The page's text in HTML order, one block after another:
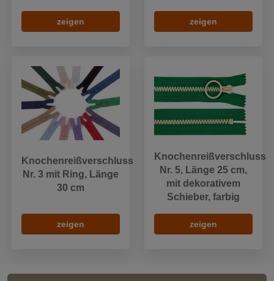
zeigen zeigen
Knochenreißverschluss
Nr. 3 mit Ring, Länge
30 cm
zeigen
Knochenreißverschluss
Nr. 5, Länge 25 cm,
mit dekorativem
Schieber, farbig
zeigen